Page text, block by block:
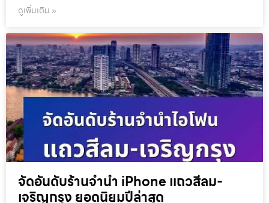
ดูเพิ่มเติม »
จัดอันดับร้านจำนำ iPhone แถวสีลม-
เจริญกรุง ยอดนิยมปีล่าสุด